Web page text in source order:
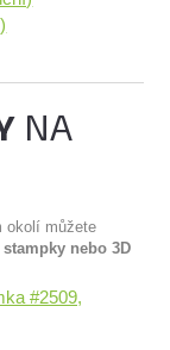
NA
okolí můžete
nebo 3D
#2509,